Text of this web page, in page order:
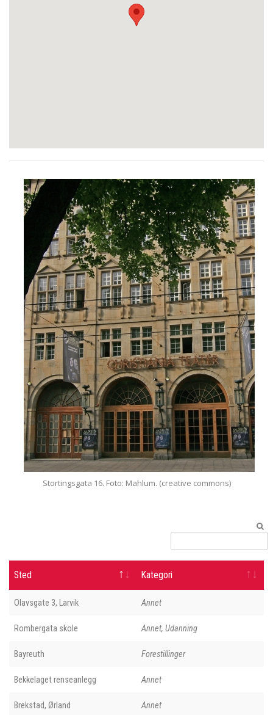
Stortingsgata 16. Foto: Mahlum. (creative commons)
Sted Kategori
Olavsgate 3, Larvik Annet
Rombergata skole Annet, Udanning
Bayreuth Forestillinger
Bekkelaget renseanlegg Annet
Brekstad, Ørland Annet